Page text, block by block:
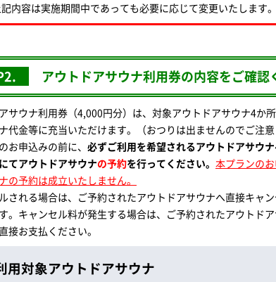
内容は実施期間中であっても必要に応じて変更いたします。
アウトドアサウナ利用券の内容をご確認
サウナ利用券（4,000円分）は、対象アウトドアサウナ4か
代金等に充当いただけます。（おつりは出ませんのでご注意
お申込みの前に、 必ずご利用を希望されるアウトドアサウ
にてアウトドアサウナの予約を行ってください。 本プランの
の予約は成立いたしません。
される場合は、ご予約されたアウトドアサウナへ直接キャ
。キャンセル料が発生する場合は、ご予約されたアウトド
接お支払ください。
用対象アウトドアサウナ